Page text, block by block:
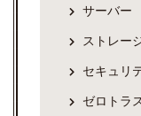
サーバー
ストレー
セキュリ
ゼロトラ